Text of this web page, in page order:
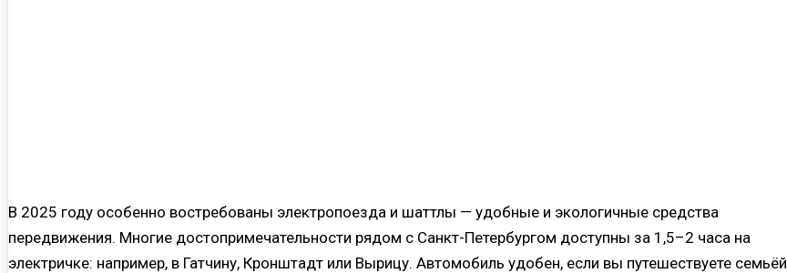
В 2025 году особенно востребованы электропоезда и шаттлы — удобные и экологичные средства
передвижения. Многие достопримечательности рядом с Санкт-Петербургом доступны за 1,5–2 часа на
электричке: например, в Гатчину, Кронштадт или Вырицу. Автомобиль удобен, если вы путешествуете семьёй